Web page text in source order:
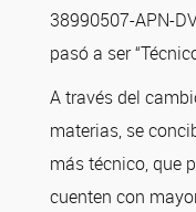
38990507-APN-
pasó a ser
A través del
materias, se
más técnico, que
cuenten con